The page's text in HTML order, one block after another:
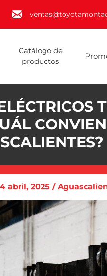
Catálogo de
productos
abril, 2025 /